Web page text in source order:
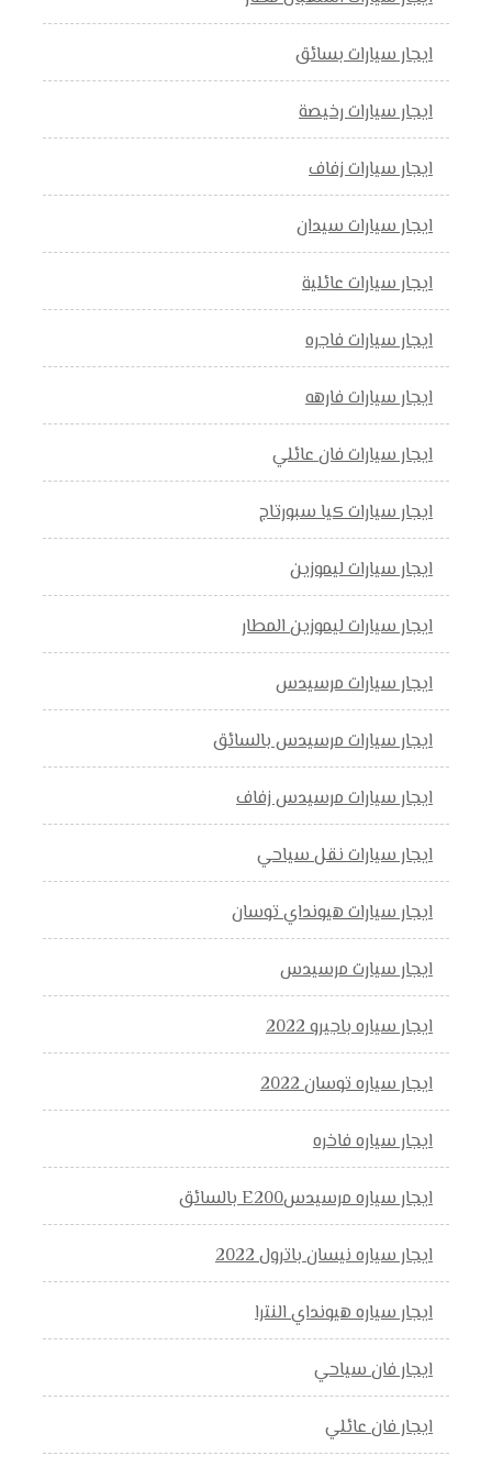
ايجار سيارات بسائق
ايجار سيارات رخيصة
ايجار سيارات زفاف
ايجار سيارات سيدان
ايجار سيارات عائلية
ايجار سيارات فاجره
ايجار سيارات فارهه
ايجار سيارات فان عائلي
ايجار سيارات كيا سبورتاج
ايجار سيارات ليموزين
ايجار سيارات ليموزين المطار
ايجار سيارات مرسيدس
ايجار سيارات مرسيدس بالسائق
ايجار سيارات مرسيدس زفاف
ايجار سيارات نقل سياحي
ايجار سيارات هيونداي توسان
ايجار سيارت مرسيدس
ايجار سياره باجيرو 2022
ايجار سياره توسان 2022
ايجار سياره فاخره
ايجار سياره مرسيدسE200 بالسائق
ايجار سياره نيسان باترول 2022
ايجار سياره هيونداي النترا
ايجار فان سياحي
ايجار فان عائلي